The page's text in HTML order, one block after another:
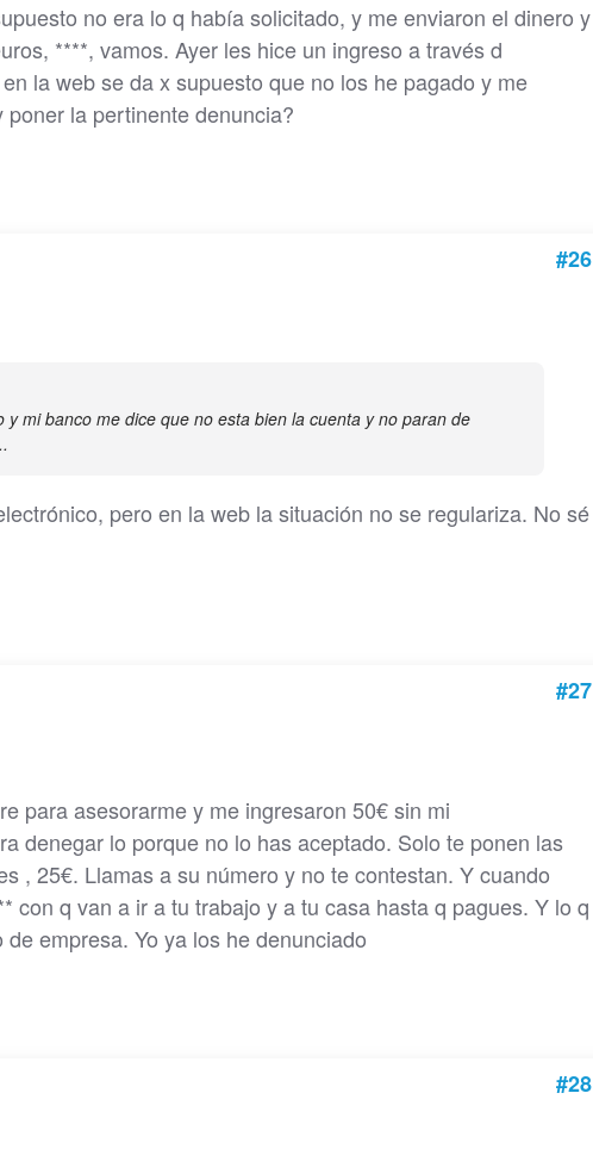
no era lo q había solicitado, y me enviaron el dinero y
****, vamos. Ayer les hice un ingreso a través d
la web se da x supuesto que no los he pagado y me
la pertinente denuncia?
#26
mi banco me dice que no esta bien la cuenta y no paran de
pero en la web la situación no se regulariza. No sé
#27
para asesorarme y me ingresaron 50€ sin mi
denegar lo porque no lo has aceptado. Solo te ponen las
, 25€. Llamas a su número y no te contestan. Y cuando
con q van a ir a tu trabajo y a tu casa hasta q pagues. Y lo q
empresa. Yo ya los he denunciado
#28